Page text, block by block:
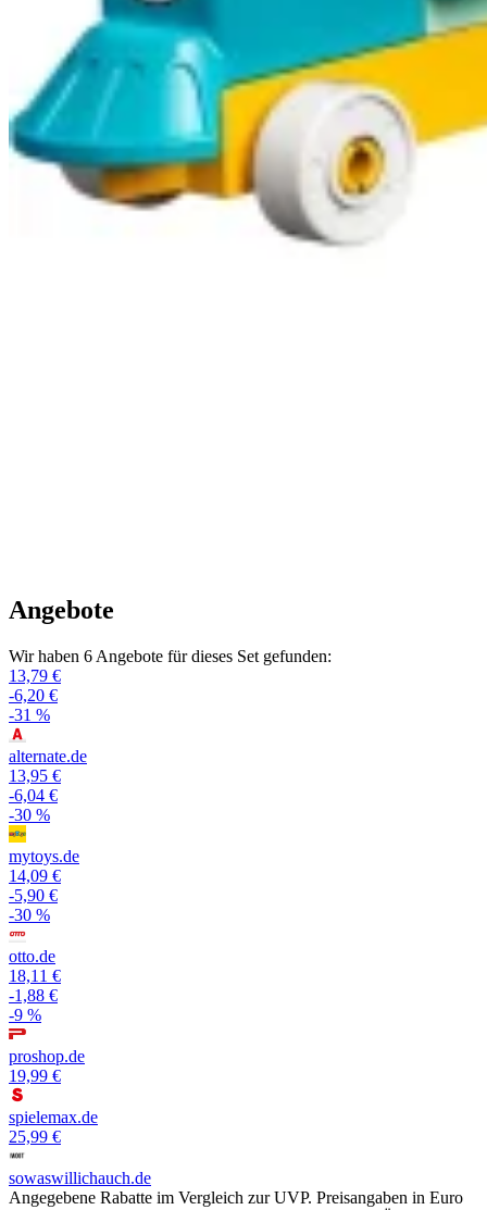
Angebote
Wir haben 6 Angebote für dieses Set gefunden:
13,79 €
-6,20 €
-31 %
alternate.de
13,95 €
-6,04 €
-30 %
mytoys.de
14,09 €
-5,90 €
-30 %
otto.de
18,11 €
-1,88 €
-9 %
proshop.de
19,99 €
spielemax.de
25,99 €
sowaswillichauch.de
Angegebene Rabatte im Vergleich zur UVP. Preisangaben in Euro